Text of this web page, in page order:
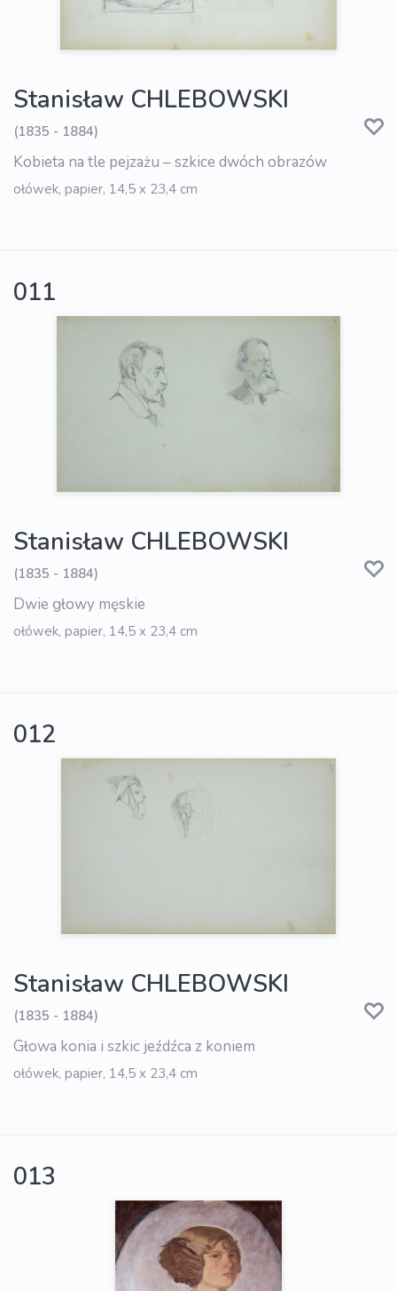
Stanisław CHLEBOWSKI
(1835 - 1884)
Kobieta na tle pejzażu – szkice dwóch obrazów
ołówek, papier, 14,5 x 23,4 cm
011
Stanisław CHLEBOWSKI
(1835 - 1884)
Dwie głowy męskie
ołówek, papier, 14,5 x 23,4 cm
012
Stanisław CHLEBOWSKI
(1835 - 1884)
Głowa konia i szkic jeźdźca z koniem
ołówek, papier, 14,5 x 23,4 cm
013